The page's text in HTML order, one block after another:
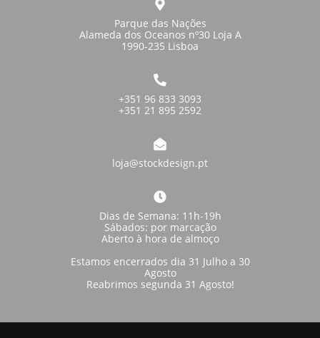
Parque das Nações
Alameda dos Oceanos nº30 Loja A
1990-235 Lisboa
+351 96 833 3093
+351 21 895 2592
loja@stockdesign.pt
Dias de Semana: 11h-19h
Sábados: por marcação
Aberto à hora de almoço
Estamos encerrados dia 31 Julho a 30
Agosto
Reabrimos segunda 31 Agosto!